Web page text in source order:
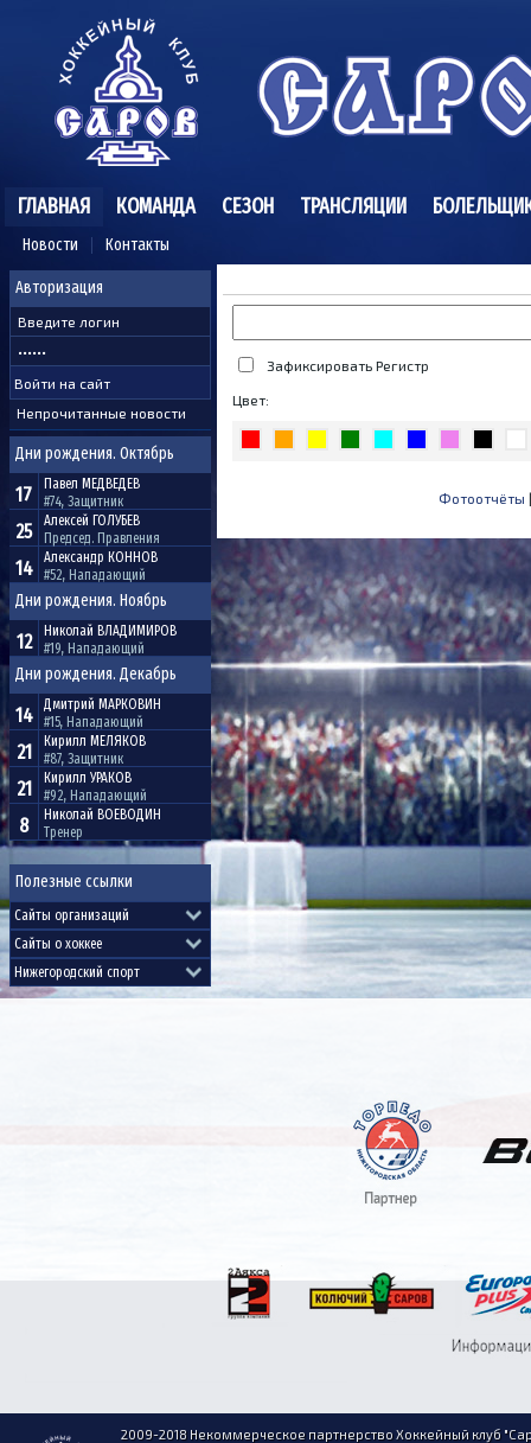
ГЛАВНАЯ
Новости Контакты
КОМАНДА СЕЗОН ТРАНСЛЯЦИИ
Авторизация
Непрочитанные новости
Дни рождения. Октябрь
17 Павел МЕДВЕДЕВ
#74, Защитник
25 Алексей ГОЛУБЕВ
Председ. Правления
14 Александр КОННОВ
#52, Нападающий
Дни рождения. Ноябрь
12 Николай ВЛАДИМИРОВ
#19, Нападающий
Дни рождения. Декабрь
14 Дмитрий МАРКОВИН
#15, Нападающий
21 Кирилл МЕЛЯКОВ
#87, Защитник
21 Кирилл УРАКОВ
#92, Нападающий
8 Николай ВОЕВОДИН
Тренер
Полезные ссылки
Зафиксировать Регистр
Цвет:
Фотоотчёты
2009-2018 Некоммерческое партнерство Хоккейный клуб